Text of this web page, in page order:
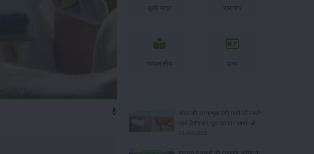
कृषि यंत्र समाचार
सम्पादकीय अन्य
भारत की 10 प्रमुख देशी गायों की नस्लें:
जानें विशेषताएं, दूध उत्पादन क्षमता और
पालन के फायदे
13-Jul-2026